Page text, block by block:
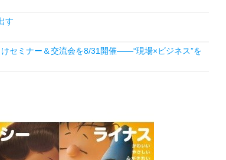
す
セミナー＆交流会を8/31開催――“現場×ビジネス”を